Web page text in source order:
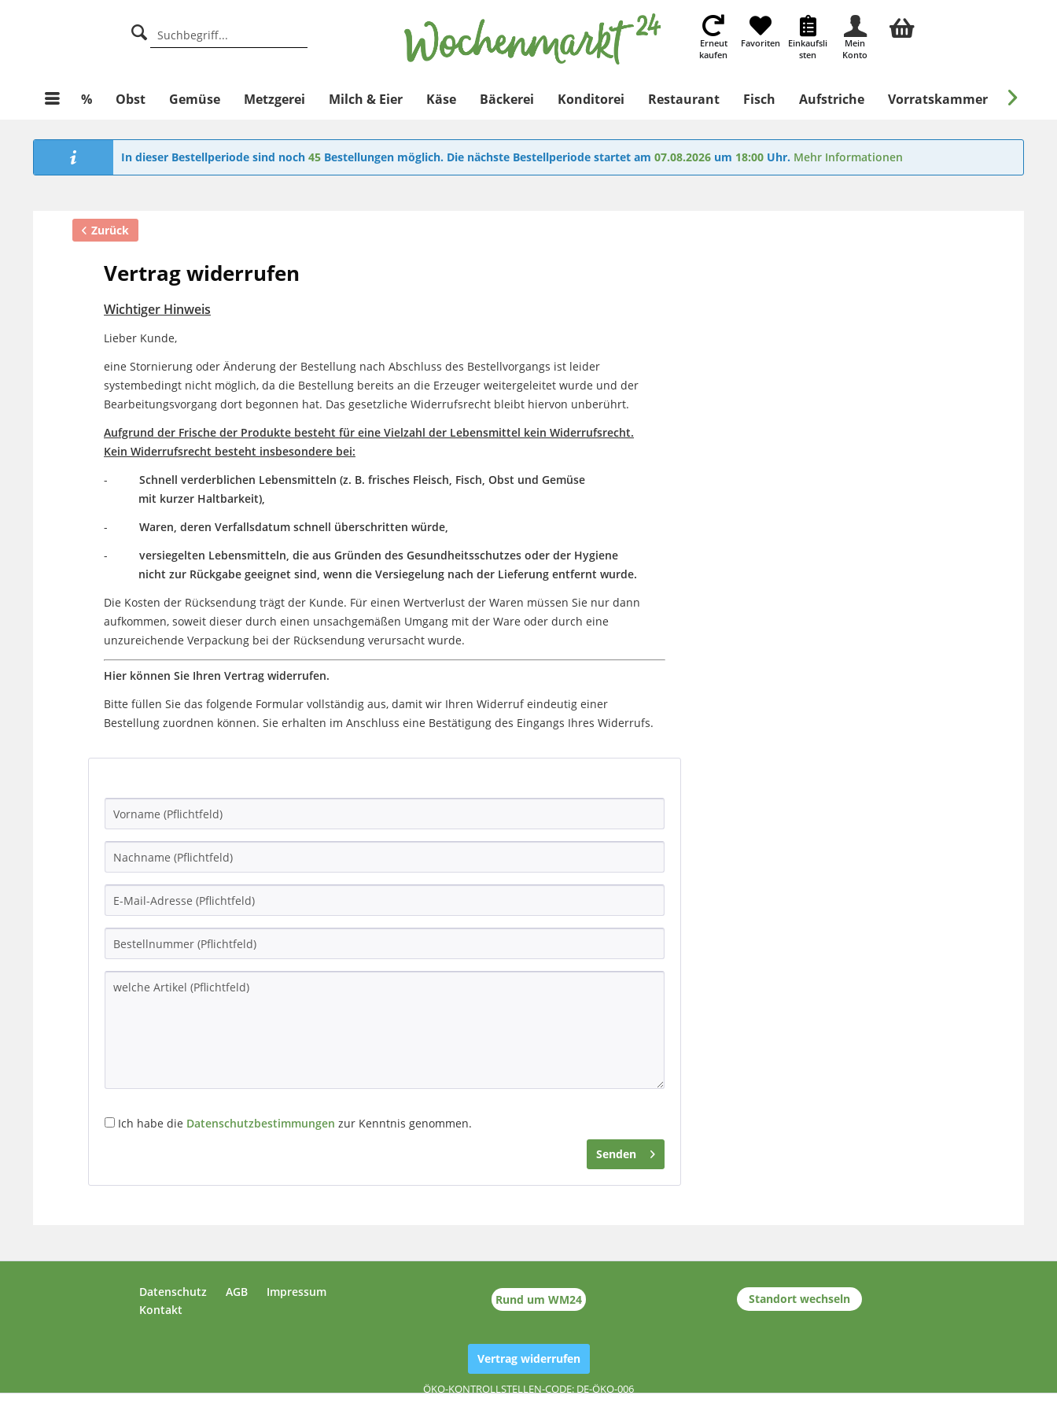
Erneut
kaufen
Favoriten
Einkaufsli
sten
Mein
Konto
% Obst Gemüse Metzgerei Milch & Eier Käse Bäckerei Konditorei Restaurant Fisch Aufstriche Vorratskammer Süßes

In dieser Bestellperiode sind noch 45 Bestellungen möglich. Die nächste Bestellperiode startet am 07.08.2026 um 18:00 Uhr. Mehr Informationen
Zurück
Vertrag widerrufen
Wichtiger Hinweis
Lieber Kunde,
eine Stornierung oder Änderung der Bestellung nach Abschluss des Bestellvorgangs ist leider
systembedingt nicht möglich, da die Bestellung bereits an die Erzeuger weitergeleitet wurde und der
Bearbeitungsvorgang dort begonnen hat. Das gesetzliche Widerrufsrecht bleibt hiervon unberührt.
Aufgrund der Frische der Produkte besteht für eine Vielzahl der Lebensmittel kein Widerrufsrecht.
Kein Widerrufsrecht besteht insbesondere bei:
- Schnell verderblichen Lebensmitteln (z. B. frisches Fleisch, Fisch, Obst und Gemüse
mit kurzer Haltbarkeit),
- Waren, deren Verfallsdatum schnell überschritten würde,
- versiegelten Lebensmitteln, die aus Gründen des Gesundheitsschutzes oder der Hygiene
nicht zur Rückgabe geeignet sind, wenn die Versiegelung nach der Lieferung entfernt wurde.
Die Kosten der Rücksendung trägt der Kunde. Für einen Wertverlust der Waren müssen Sie nur dann
aufkommen, soweit dieser durch einen unsachgemäßen Umgang mit der Ware oder durch eine
unzureichende Verpackung bei der Rücksendung verursacht wurde.
Hier können Sie Ihren Vertrag widerrufen.
Bitte füllen Sie das folgende Formular vollständig aus, damit wir Ihren Widerruf eindeutig einer
Bestellung zuordnen können. Sie erhalten im Anschluss eine Bestätigung des Eingangs Ihres Widerrufs.
Ich habe die Datenschutzbestimmungen zur Kenntnis genommen.
Senden
Datenschutz AGB
Impressum
Kontakt
Rund um WM24 Standort wechseln
Vertrag widerrufen
ÖKO-KONTROLLSTELLEN-CODE: DE-ÖKO-006